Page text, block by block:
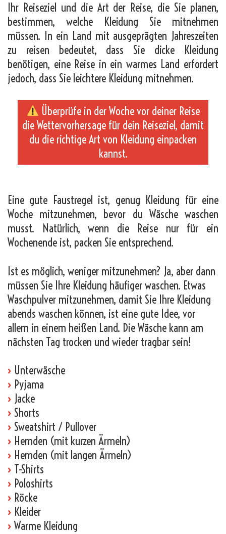
Ihr Reiseziel und die Art der Reise, die Sie planen,
bestimmen, welche Kleidung Sie mitnehmen
müssen. In ein Land mit ausgeprägten Jahreszeiten
zu reisen bedeutet, dass Sie dicke Kleidung
benötigen, eine Reise in ein warmes Land erfordert
jedoch, dass Sie leichtere Kleidung mitnehmen.
Überprüfe in der Woche vor deiner Reise
die Wettervorhersage für dein Reiseziel, damit
du die richtige Art von Kleidung einpacken
kannst.
Eine gute Faustregel ist, genug Kleidung für eine
Woche mitzunehmen, bevor du Wäsche waschen
musst. Natürlich, wenn die Reise nur für ein
Wochenende ist, packen Sie entsprechend.
Ist es möglich, weniger mitzunehmen? Ja, aber dann
müssen Sie Ihre Kleidung häufiger waschen. Etwas
Waschpulver mitzunehmen, damit Sie Ihre Kleidung
abends waschen können, ist eine gute Idee, vor
allem in einem heißen Land. Die Wäsche kann am
nächsten Tag trocken und wieder tragbar sein!
› Unterwäsche
› Pyjama
› Jacke
› Shorts
› Sweatshirt / Pullover
› Hemden (mit kurzen Ärmeln)
› Hemden (mit langen Ärmeln)
› T-Shirts
› Poloshirts
› Röcke
› Kleider
› Warme Kleidung